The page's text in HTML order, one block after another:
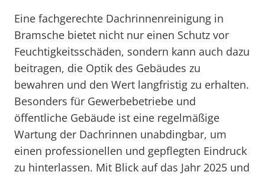
Eine fachgerechte Dachrinnenreinigung in
Bramsche bietet nicht nur einen Schutz vor
Feuchtigkeitsschäden, sondern kann auch dazu
beitragen, die Optik des Gebäudes zu
bewahren und den Wert langfristig zu erhalten.
Besonders für Gewerbebetriebe und
öffentliche Gebäude ist eine regelmäßige
Wartung der Dachrinnen unabdingbar, um
einen professionellen und gepflegten Eindruck
zu hinterlassen. Mit Blick auf das Jahr 2025 und